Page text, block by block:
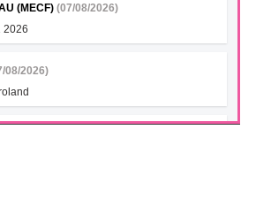
(MECF) (07/08/2026)
2026
08/2026)